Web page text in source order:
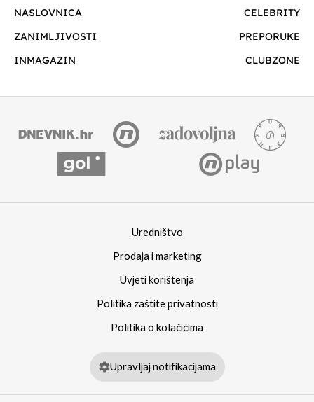
NASLOVNICA
CELEBRITY
ZANIMLJIVOSTI
PREPORUKE
INMAGAZIN
CLUBZONE
Uredništvo
Prodaja i marketing
Uvjeti korištenja
Politika zaštite privatnosti
Politika o kolačićima
Upravljaj notifikacijama